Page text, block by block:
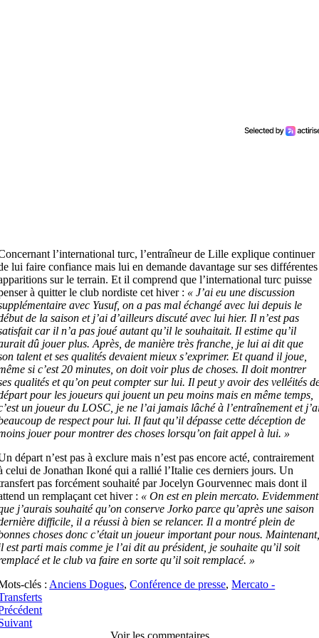
l’international turc, l’entraîneur de Lille explique continuer
lui faire confiance mais lui en demande davantage sur ses différentes
sur le terrain. Et il comprend que l’international turc puisse
à quitter le club nordiste cet hiver : « J’ai eu une discussion
avec Yusuf, on a pas mal échangé avec lui depuis le
de la saison et j’ai d’ailleurs discuté avec lui hier. Il n’est pas
car il n’a pas joué autant qu’il le souhaitait. Il estime qu’il
dû jouer plus. Après, de manière très franche, je lui ai dit que
talent et ses qualités devaient mieux s’exprimer. Et quand il joue,
si c’est 20 minutes, on doit voir plus de choses. Il doit montrer
qualités et qu’on peut compter sur lui. Il peut y avoir des velléités
pour les joueurs qui jouent un peu moins mais en même temps,
un joueur du LOSC, je ne l’ai jamais lâché à l’entraînement et
de respect pour lui. Il faut qu’il dépasse cette déception de
jouer pour montrer des choses lorsqu’on fait appel à lui. »
départ n’est pas à exclure mais n’est pas encore acté, contrairement
celui de Jonathan Ikoné qui a rallié l’Italie ces derniers jours. Un
pas forcément souhaité par Jocelyn Gourvennec mais dont il
un remplaçant cet hiver : « On est en plein mercato. Evidemment
j’aurais souhaité qu’on conserve Jorko parce qu’après une saison
difficile, il a réussi à bien se relancer. Il a montré plein de
choses donc c’était un joueur important pour nous.
est parti mais comme je l’ai dit au président, je souhaite qu’il soit
et le club va faire en sorte qu’il soit remplacé. »
clés : Anciens Dogues,Conférence de presse,Mercato -
Voir les commentaires